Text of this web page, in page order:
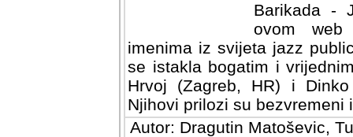
Barikada -
ovom web
imenima iz svijeta jazz
se istakla bogatim i
Hrvoj (Zagreb, HR) i
Njihovi prilozi su
Autor: Dragutin Matoševic,